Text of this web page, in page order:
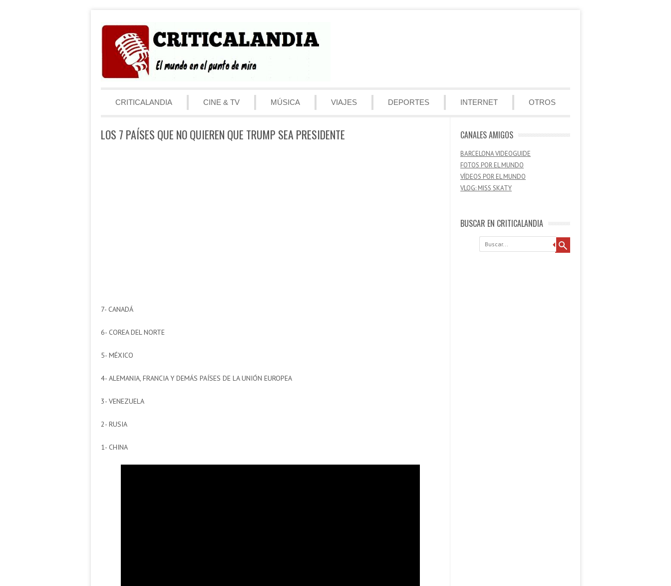
Menú
CRITICALANDIA
CINE & TV MÚSICA VIAJES DEPORTES INTERNET OTROS
LOS 7 PAÍSES QUE NO QUIEREN QUE TRUMP SEA PRESIDENTE
7- CANADÁ
6- COREA DEL NORTE
5- MÉXICO
4- ALEMANIA, FRANCIA Y DEMÁS PAÍSES DE LA UNIÓN EUROPEA
3- VENEZUELA
2- RUSIA
1- CHINA
CANALES AMIGOS
BARCELONA VIDEOGUIDE
FOTOS POR EL MUNDO
VÍDEOS POR EL MUNDO
VLOG: MISS SKATY
BUSCAR EN CRITICALANDIA
Buscar